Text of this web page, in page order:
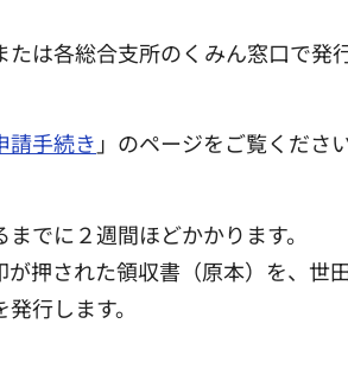
は各総合支所のくみん窓口で発
請手続き 」のページをご覧くださ
でに２週間ほどかかります。
押された領収書（原本）を、世
行します。